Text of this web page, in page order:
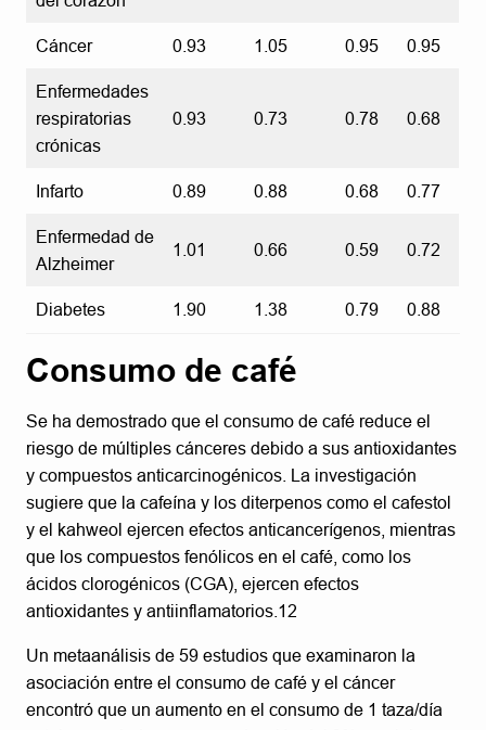
Cáncer 0.93 1.05 0.95 0.95
Enfermedades
respiratorias
crónicas
0.93 0.73 0.78 0.68
Infarto 0.89 0.88 0.68 0.77
Enfermedad de
Alzheimer
1.01 0.66 0.59 0.72
Diabetes 1.90 1.38 0.79 0.88
Consumo de café
Se ha demostrado que el consumo de café reduce el
riesgo de múltiples cánceres debido a sus antioxidantes
y compuestos anticarcinogénicos. La investigación
sugiere que la cafeína y los diterpenos como el cafestol
y el kahweol ejercen efectos anticancerígenos, mientras
que los compuestos fenólicos en el café, como los
ácidos clorogénicos (CGA), ejercen efectos
antioxidantes y antiinflamatorios.12
Un metaanálisis de 59 estudios que examinaron la
asociación entre el consumo de café y el cáncer
encontró que un aumento en el consumo de 1 taza/día